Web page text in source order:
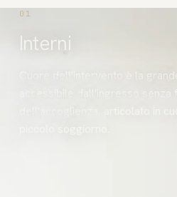
01
Interni
Cuore dell'intervento è la
accessibile dall'ingresso
dell'accoglienza, articolato in